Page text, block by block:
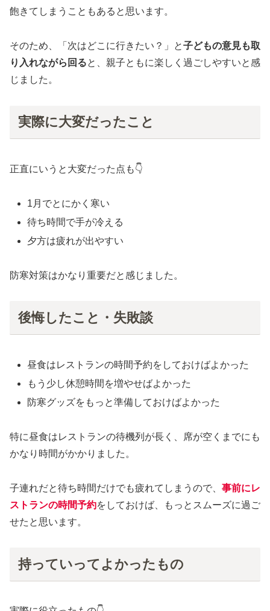
飽きてしまうこともあると思います。
そのため、「次はどこに行きたい？」と子どもの意見も取
り入れながら回ると、親子ともに楽しく過ごしやすいと感
じました。
実際に大変だったこと
正直にいうと大変だった点も👇
1月でとにかく寒い
待ち時間で手が冷える
夕方は疲れが出やすい
防寒対策はかなり重要だと感じました。
後悔したこと・失敗談
昼食はレストランの時間予約をしておけばよかった
もう少し休憩時間を増やせばよかった
防寒グッズをもっと準備しておけばよかった
特に昼食はレストランの待機列が長く、席が空くまでにも
かなり時間がかかりました。
子連れだと待ち時間だけでも疲れてしまうので、 事前にレ
ストランの時間予約をしておけば、もっとスムーズに過ご
せたと思います。
持っていってよかったもの